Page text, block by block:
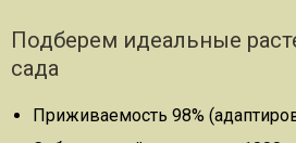
Подберем идеальные
сада
Приживаемость 98%